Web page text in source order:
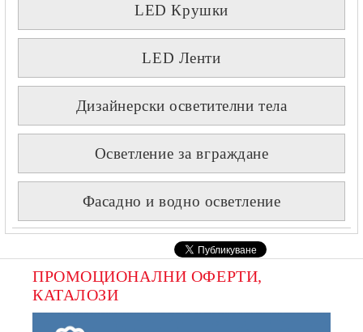
LED Крушки
LED Ленти
Дизайнерски осветителни тела
Осветление за вграждане
Фасадно и водно осветление
ПРОМОЦИОНАЛНИ ОФЕРТИ,
КАТАЛОЗИ